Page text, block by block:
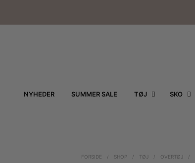
NYHEDER SUMMER SALE TØJ SKO
FORSIDE / SHOP / TØJ / OVERTØJ /